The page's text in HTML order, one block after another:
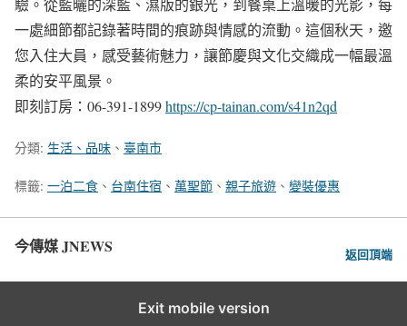
驗。從藍曬的深藍、濕版的銀光，到餐桌上溫暖的光影，每
一處細節都記錄著時間的痕跡與情感的流動。這個秋天，邀
您入住大員，感受藝術魅力，讓節慶與文化交織成一幅最溫
柔的安平風景。
即刻訂房：06-391-1899https://cp-tainan.com/s41n2qd
分類: 生活、品味 、 臺南市
標籤: 一泊二食 、 台南住宿 、 萬聖節 、 親子旅遊 、 變裝優惠
今傳媒 JNEWS 返回頂端
Exit mobile version